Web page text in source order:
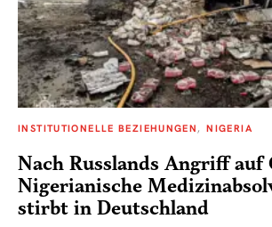
INSTITUTIONELLE BEZIEHUNGEN NIGERIA
Nach Russlands Angriff auf
Nigerianische
stirbt in Deutschland